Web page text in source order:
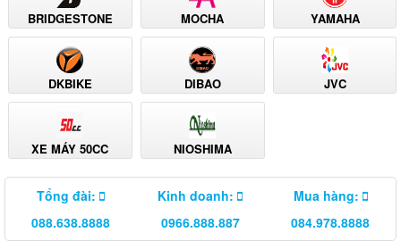
BRIDGESTONE MOCHA YAMAHA
DKBIKE DIBAO JVC
XE MÁY 50CC NIOSHIMA
Tổng đài:
088.638.8888
Kinh doanh:
0966.888.887
Mua hàng:
084.978.8888